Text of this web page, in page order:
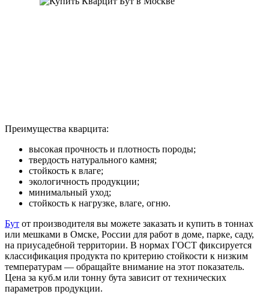
Преимущества кварцита:
высокая прочность и плотность породы;
твердость натурального камня;
стойкость к влаге;
экологичность продукции;
минимальный уход;
стойкость к нагрузке, влаге, огню.
Бут от производителя вы можете заказать и купить в тоннах
или мешками в Омске, России для работ в доме, парке, саду,
на приусадебной территории. В нормах ГОСТ фиксируется
классификация продукта по критерию стойкости к низким
температурам — обращайте внимание на этот показатель.
Цена за куб.м или тонну бута зависит от технических
параметров продукции.